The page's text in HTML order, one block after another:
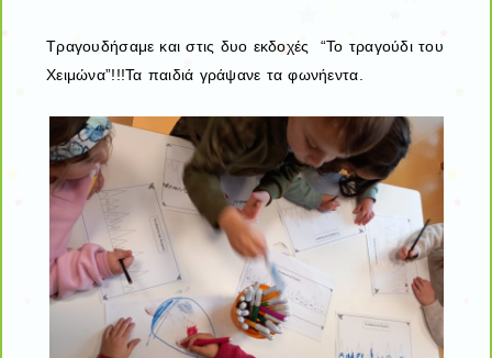
Τραγουδήσαμε και στις δυο εκδοχές “Το τραγούδι του
Χειμώνα”!!!Τα παιδιά γράψανε τα φωνήεντα.